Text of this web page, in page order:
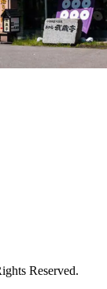
Reserved.